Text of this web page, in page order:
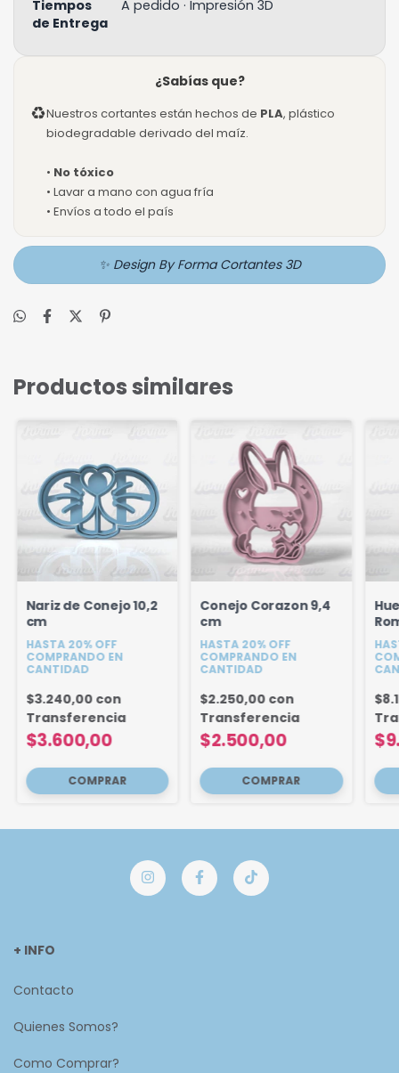
Tiempos
de Entrega
A pedido · Impresión 3D
¿Sabías que?
♻Nuestros cortantes están hechos de PLA, plástico
biodegradable derivado del maíz.
• No tóxico
• Lavar a mano con agua fría
• Envíos a todo el país
✨ Design By Forma Cortantes 3D
Productos similares
Nariz de Conejo 10,2
cm
HASTA 20% OFF
COMPRANDO EN
CANTIDAD
$3.600,00
$3.240,00 con
Transferencia
Conejo Corazon 9,4
cm
HASTA 20% OFF
COMPRANDO EN
CANTIDAD
$2.500,00
$2.250,00 con
Transferencia
+ INFO
Contacto
Quienes Somos?
Como Comprar?